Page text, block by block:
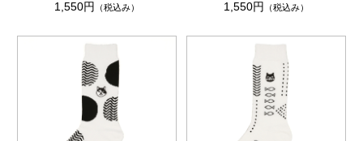
1,550円 （税込み）
1,550円
（税込み）